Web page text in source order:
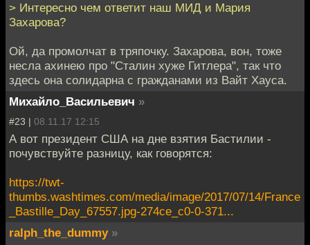
> Интересно чем ответит наш МИД и Мария
Захарова?
Ой, да промолчат в тряпочку. Захарова, вон, тоже
несла ахинею про "Сталин хуже Гитлера", так что
здесь она солидарна с гражданами из Вайт Хауса.
Михайло_Васильевич »
#23 | 08.11.17 12:15
А вот президент США на дне взятия Бастилии -
почувствуйте разницу, как говорятся:
https://twt-
thumbs.washtimes.com/media/image/2017/07/14/France
_Bastille_Day_67557.jpg-274ce_c0-0-371...
ralph_the_dummy »